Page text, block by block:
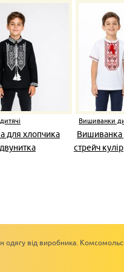
для хлопчика
Вишиванки
Вишиванка
стрейч кулір
одягу від виробника.